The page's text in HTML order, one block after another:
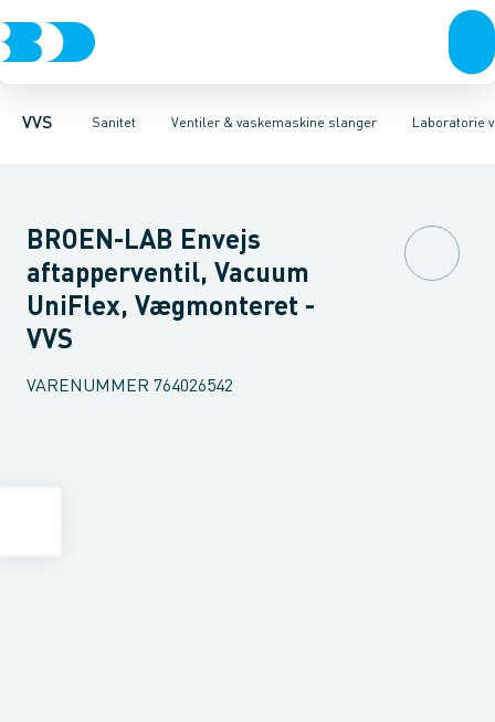
VVS Sanitet
Rør & fittingsPressfittings & rørKuglehaner & ventilerAfløb
Ventiler & vaskemaskine slanger
Toiletter, sæder og cisternerVaskeArmaturerBrusereLaboratorie
Servanteventiler Stopventiler & kuglehanerAftapventiler &
BROEN-LAB Envejs
aftapperventil, Vacuum
UniFlex, Vægmonteret -
VVS
VARENUMMER 764026542